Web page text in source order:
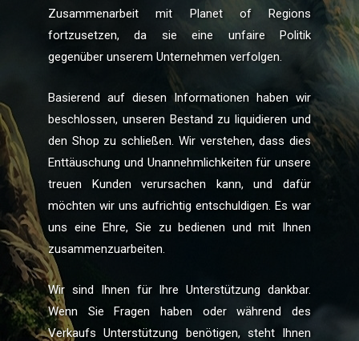
Zusammenarbeit mit Planet of Regions
fortzusetzen, da sie eine unfaire Politik
gegenüber unserem Unternehmen verfolgen.
Basierend auf diesen Informationen haben wir
beschlossen, unseren Bestand zu liquidieren und
den Shop zu schließen. Wir verstehen, dass dies
Enttäuschung und Unannehmlichkeiten für unsere
treuen Kunden verursachen kann, und dafür
möchten wir uns aufrichtig entschuldigen. Es war
uns eine Ehre, Sie zu bedienen und mit Ihnen
zusammenzuarbeiten.
Wir sind Ihnen für Ihre Unterstützung dankbar.
Wenn Sie Fragen haben oder während des
Verkaufs Unterstützung benötigen, steht Ihnen